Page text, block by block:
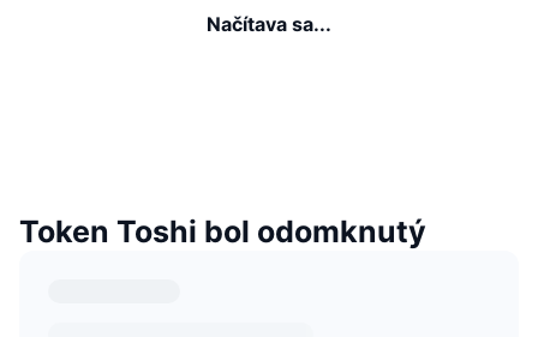
Načítava sa...
Token Toshi bol odomknutý